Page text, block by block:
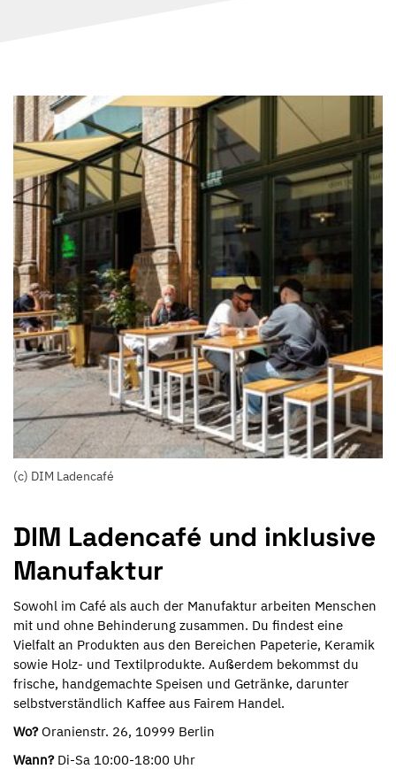
(c) DIM Ladencafé
DIM Ladencafé und inklusive
Manufaktur
Sowohl im Café als auch der Manufaktur arbeiten Menschen
mit und ohne Behinderung zusammen. Du findest eine
Vielfalt an Produkten aus den Bereichen Papeterie, Keramik
sowie Holz- und Textilprodukte. Außerdem bekommst du
frische, handgemachte Speisen und Getränke, darunter
selbstverständlich Kaffee aus Fairem Handel.
Wo? Oranienstr. 26, 10999 Berlin
Wann? Di-Sa 10:00-18:00 Uhr